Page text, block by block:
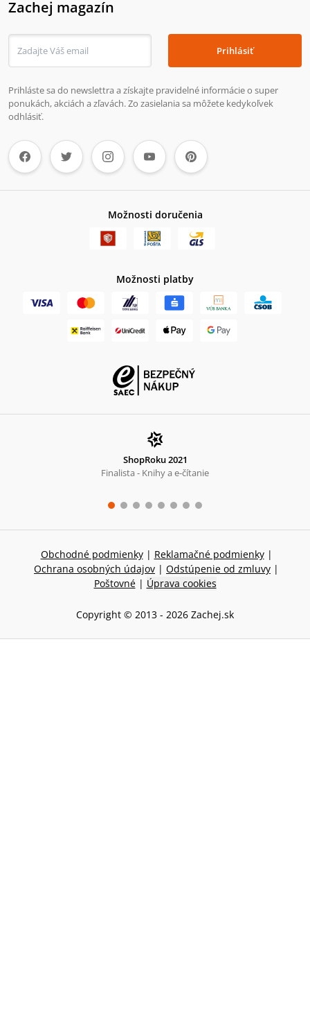
Zachej magazín
Prihlásiť
Prihláste sa do newslettra a získajte pravidelné informácie o super
ponukách, akciách a zľavách. Zo zasielania sa môžete kedykoľvek
odhlásiť.
Možnosti doručenia
Možnosti platby
ShopRoku 2021
Finalista - Knihy a e-čítanie
Obchodné podmienky | Reklamačné podmienky |
Ochrana osobných údajov | Odstúpenie od zmluvy |
Poštovné | Úprava cookies
Copyright © 2013 - 2026 Zachej.sk